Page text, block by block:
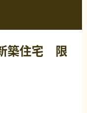
築住宅 限